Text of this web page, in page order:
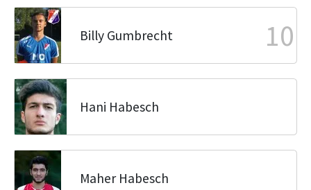
Billy Gumbrecht 10
Hani Habesch
Maher Habesch